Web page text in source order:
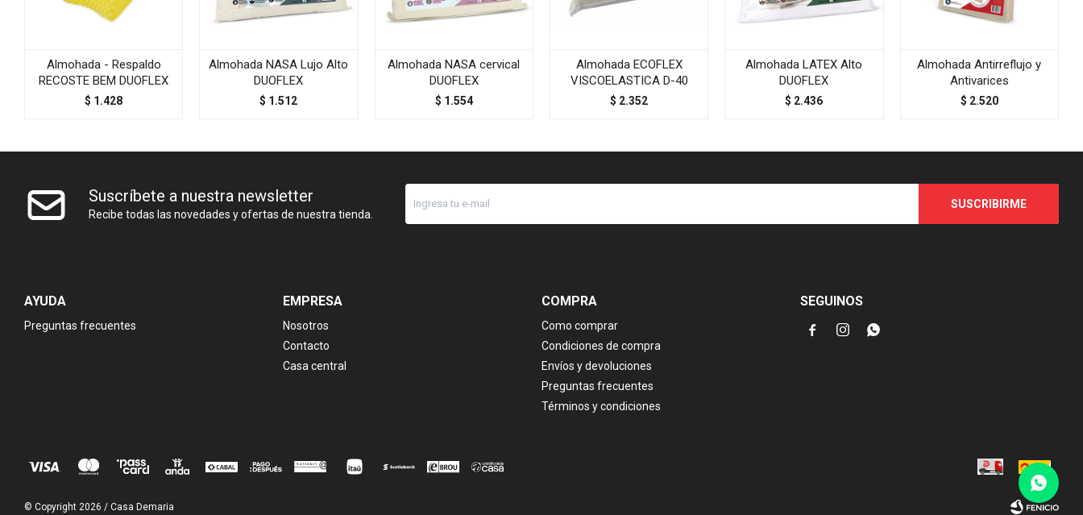
Almohada - Respaldo
RECOSTE BEM DUOFLEX
$ 1.428
Almohada NASA Lujo Alto
DUOFLEX
$ 1.512
Almohada NASA cervical
DUOFLEX
$ 1.554
Almohada ECOFLEX
VISCOELASTICA D-40
$ 2.352
Almohada LATEX Alto
DUOFLEX
$ 2.436
Almohada Antirreflujo y
Antivarices
$ 2.520
Suscríbete a nuestra newsletter
Recibe todas las novedades y ofertas de nuestra tienda.
SUSCRIBIRME
AYUDA
Preguntas frecuentes
EMPRESA
Nosotros
Contacto
Casa central
COMPRA
Como comprar
Condiciones de compra
Envíos y devoluciones
Preguntas frecuentes
Términos y condiciones
SEGUINOS
  
© Copyright 2026 / Casa Demaria